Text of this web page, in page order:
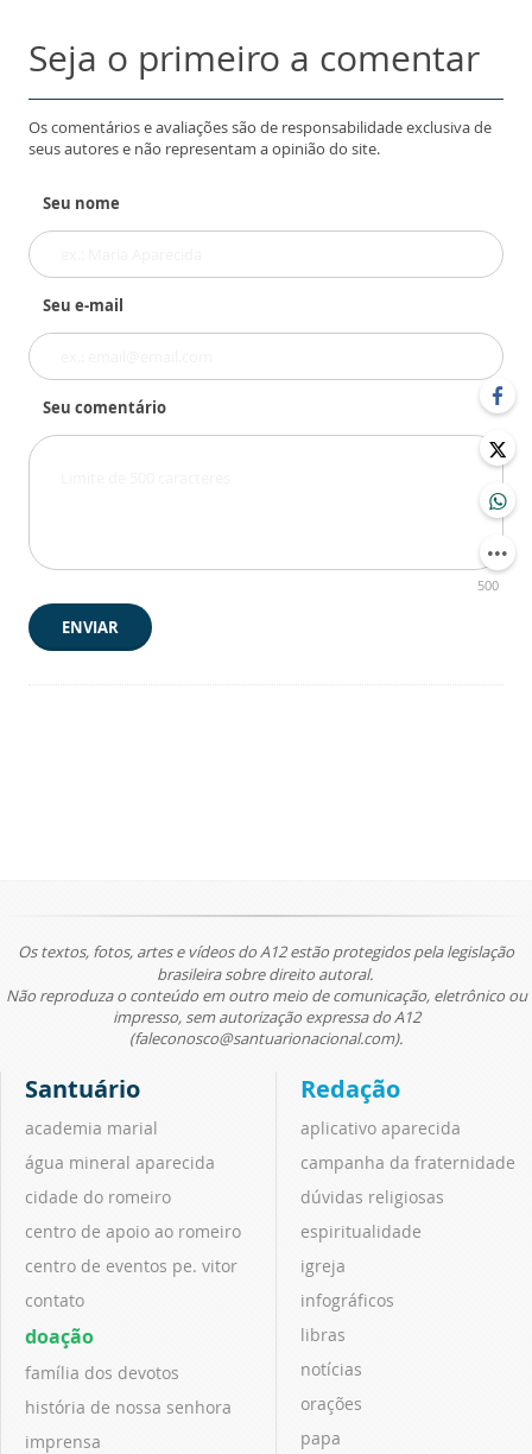
Seja o primeiro a comentar
Os comentários e avaliações são de responsabilidade exclusiva de
seus autores e não representam a opinião do site.
Seu nome
Seu e-mail
Seu comentário
500
ENVIAR
Os textos, fotos, artes e vídeos do A12 estão protegidos pela legislação
brasileira sobre direito autoral.
Não reproduza o conteúdo em outro meio de comunicação, eletrônico ou
impresso, sem autorização expressa do A12
(faleconosco@santuarionacional.com).
Santuário
academia marial
água mineral aparecida
cidade do romeiro
centro de apoio ao romeiro
centro de eventos pe. vitor
contato
doação
família dos devotos
história de nossa senhora
imprensa
Redação
aplicativo aparecida
campanha da fraternidade
dúvidas religiosas
espiritualidade
igreja
infográficos
libras
notícias
orações
papa